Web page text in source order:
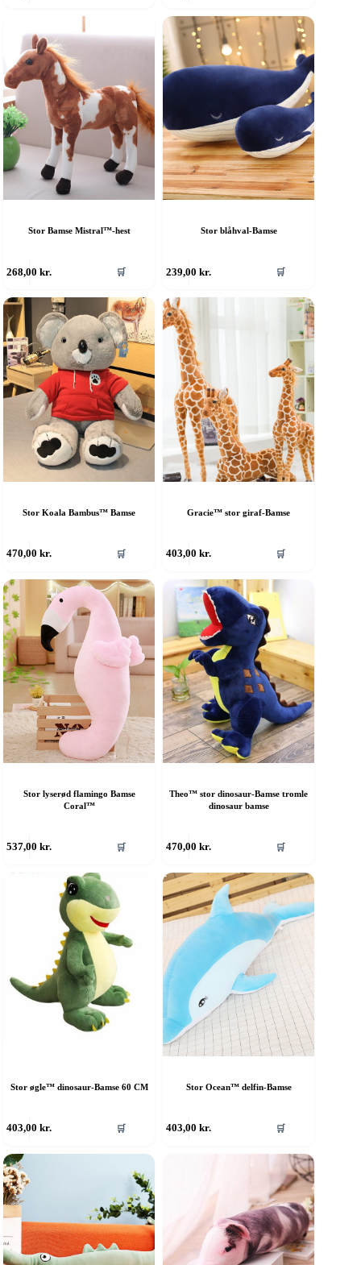
Stor Bamse Mistral™-hest
268,00kr. 🛒
Stor blåhval-Bamse
239,00kr. 🛒
Stor Koala Bambus™ Bamse
470,00kr. 🛒
Gracie™ stor giraf-Bamse
403,00kr. 🛒
Stor lyserød flamingo Bamse
Coral™
537,00kr. 🛒
Theo™ stor dinosaur-Bamse tromle
dinosaur bamse
470,00kr. 🛒
Stor øgle™ dinosaur-Bamse 60 CM
403,00kr. 🛒
Stor Ocean™ delfin-Bamse
403,00kr. 🛒